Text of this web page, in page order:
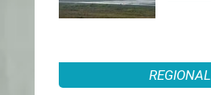
REGIONAL